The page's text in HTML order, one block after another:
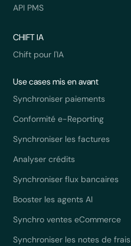
API PMS
CHIFT IA
Chift pour l'IA
Use cases mis en avant
Synchroniser paiements
Conformité e-Reporting
Synchroniser les factures
Analyser crédits
Synchroniser flux bancaires
Booster les agents AI
Synchro ventes eCommerce
Synchroniser les notes de frais